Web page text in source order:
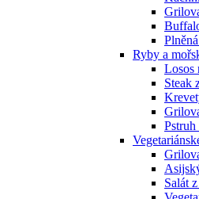
Ryby a
Losos
Steak
Salát